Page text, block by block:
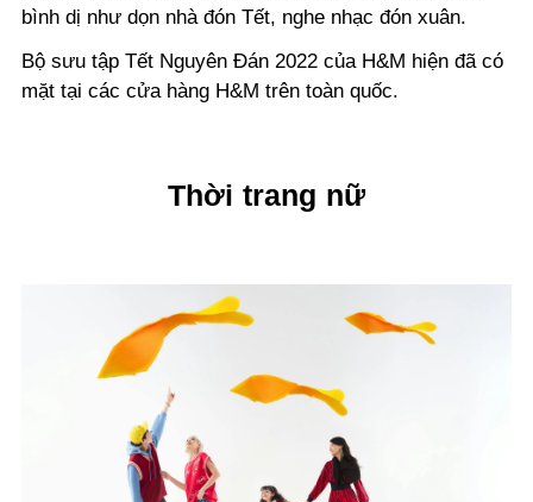
bình dị như dọn nhà đón Tết, nghe nhạc đón xuân.
Bộ sưu tập Tết Nguyên Đán 2022 của H&M hiện đã có
mặt tại các cửa hàng H&M trên toàn quốc.
Thời trang nữ